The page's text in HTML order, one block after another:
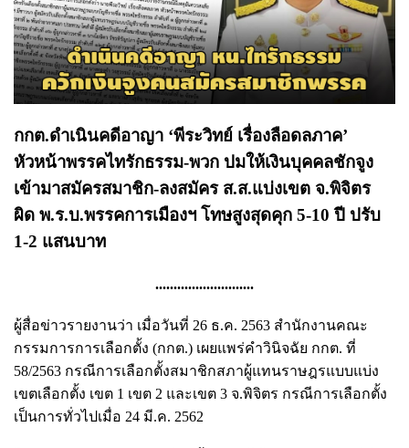
กกต.ดำเนินคดีอาญา ‘พีระวิทย์ เรื่องลือดลภาค’
หัวหน้าพรรคไทรักธรรม-พวก ปมให้เงินบุคคลชักจูง
เข้ามาสมัครสมาชิก-ลงสมัคร ส.ส.แบ่งเขต จ.พิจิตร
ผิด พ.ร.บ.พรรคการเมืองฯ โทษสูงสุดคุก 5-10 ปี ปรับ
1-2 แสนบาท
...........................
ผู้สื่อข่าวรายงานว่า เมื่อวันที่ 26 ธ.ค. 2563 สำนักงานคณะ
กรรมการการเลือกตั้ง (กกต.) เผยแพร่คำวินิจฉัย กกต. ที่
58/2563 กรณีการเลือกตั้งสมาชิกสภาผู้แทนราษฎรแบบแบ่ง
เขตเลือกตั้ง เขต 1 เขต 2 และเขต 3 จ.พิจิตร กรณีการเลือกตั้ง
เป็นการทั่วไปเมื่อ 24 มี.ค. 2562